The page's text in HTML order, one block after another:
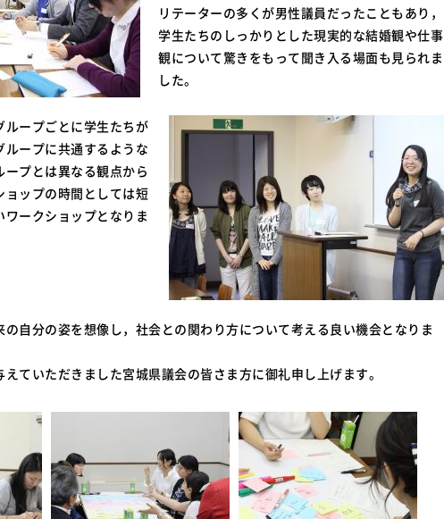
リテーターの多くが男性議員だったこともあり，
学生たちのしっかりとした現実的な結婚観や仕事
観について驚きをもって聞き入る場面も見られま
した。
ループごとに学生たちが
ープに共通するような
プとは異なる観点から
ョップの時間としては短
ークショップとなりま
自分の姿を想像し，社会との関わり方について考える良い機会となりま
ていただきました宮城県議会の皆さま方に御礼申し上げます。